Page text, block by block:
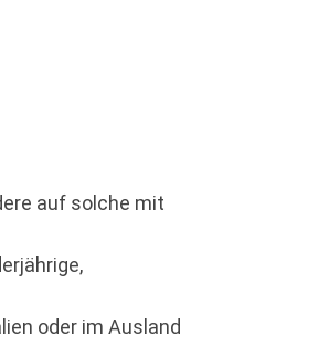
auf solche mit
oder im Ausland